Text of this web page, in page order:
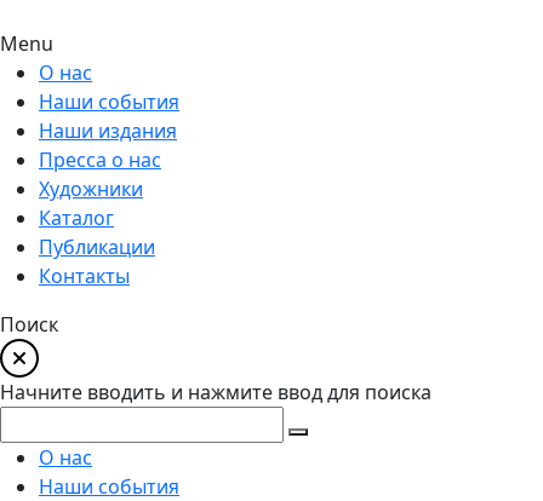
Menu
О нас
Наши события
Наши издания
Пресса о нас
Художники
Каталог
Публикации
Контакты
Поиск
Начните вводить и нажмите ввод для поиска
О нас
Наши события